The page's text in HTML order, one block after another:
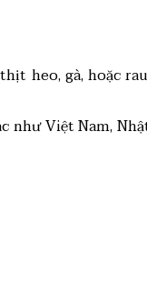
heo, gà, hoặc
như Việt Nam,